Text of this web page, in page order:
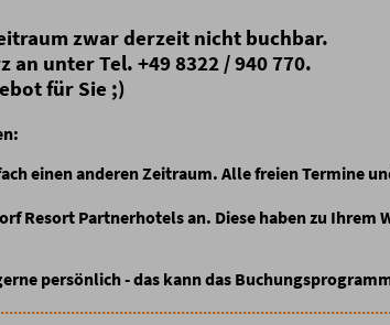
zwar derzeit nicht buchbar.
unter Tel. +49 8322 / 940 770.
für Sie ;)
einen anderen Zeitraum. Alle freien Termine
Resort Partnerhotels an. Diese haben zu
persönlich - das kann das